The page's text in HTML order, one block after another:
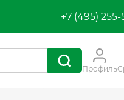
+7 (495) 255-
Профиль